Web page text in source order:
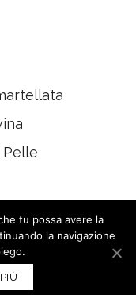
Pelle
tu possa avere la
la navigazione